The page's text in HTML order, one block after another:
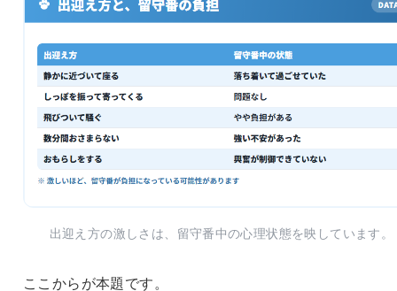
出迎え方の激しさは、留守番中の心理状態を映しています。
ここからが本題です。